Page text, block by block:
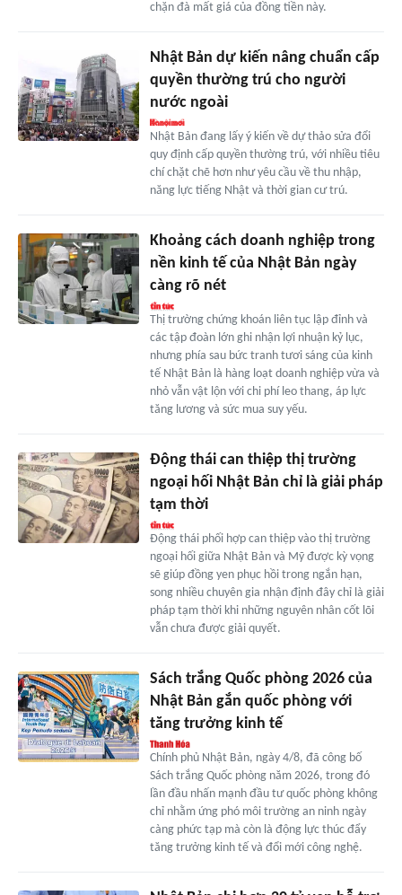
chặn đà mất giá của đồng tiền này.
Nhật Bản dự kiến nâng chuẩn cấp
quyền thường trú cho người
nước ngoài
Nhật Bản đang lấy ý kiến về dự thảo sửa đổi
quy định cấp quyền thường trú, với nhiều tiêu
chí chặt chẽ hơn như yêu cầu về thu nhập,
năng lực tiếng Nhật và thời gian cư trú.
Khoảng cách doanh nghiệp trong
nền kinh tế của Nhật Bản ngày
càng rõ nét
Thị trường chứng khoán liên tục lập đỉnh và
các tập đoàn lớn ghi nhận lợi nhuận kỷ lục,
nhưng phía sau bức tranh tươi sáng của kinh
tế Nhật Bản là hàng loạt doanh nghiệp vừa và
nhỏ vẫn vật lộn với chi phí leo thang, áp lực
tăng lương và sức mua suy yếu.
Động thái can thiệp thị trường
ngoại hối Nhật Bản chỉ là giải pháp
tạm thời
Động thái phối hợp can thiệp vào thị trường
ngoại hối giữa Nhật Bản và Mỹ được kỳ vọng
sẽ giúp đồng yen phục hồi trong ngắn hạn,
song nhiều chuyên gia nhận định đây chỉ là giải
pháp tạm thời khi những nguyên nhân cốt lõi
vẫn chưa được giải quyết.
Sách trắng Quốc phòng 2026 của
Nhật Bản gắn quốc phòng với
tăng trưởng kinh tế
Chính phủ Nhật Bản, ngày 4/8, đã công bố
Sách trắng Quốc phòng năm 2026, trong đó
lần đầu nhấn mạnh đầu tư quốc phòng không
chỉ nhằm ứng phó môi trường an ninh ngày
càng phức tạp mà còn là động lực thúc đẩy
tăng trưởng kinh tế và đổi mới công nghệ.